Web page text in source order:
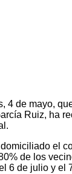
de mayo,
Ruiz, ha
el
de los
6 de julio y